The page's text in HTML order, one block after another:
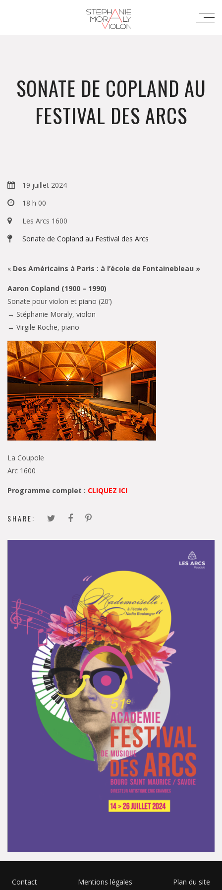
SONATE DE COPLAND AU
FESTIVAL DES ARCS
19 juillet 2024
18 h 00
Les Arcs 1600
Sonate de Copland au Festival des Arcs
« Des Américains à Paris : à l’école de Fontainebleau »
Aaron Copland (1900 – 1990)
Sonate pour violon et piano (20’)
→ Stéphanie Moraly, violon
→ Virgile Roche, piano
La Coupole
Arc 1600
Programme complet : CLIQUEZ ICI
SHARE:
Contact Mentions légales Plan du site